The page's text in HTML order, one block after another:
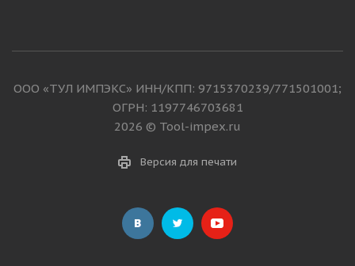
ООО «ТУЛ ИМПЭКС» ИНН/КПП: 9715370239/771501001;
ОГРН: 1197746703681
2026 © Tool-impex.ru
Версия для печати